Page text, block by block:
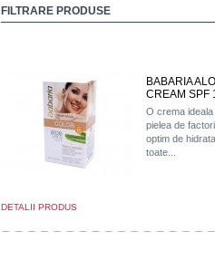
FILTRARE PRODUSE
BABARIA
CREAM SPF
O crema
pielea de
optim de
toate...
DETALII PRODUS